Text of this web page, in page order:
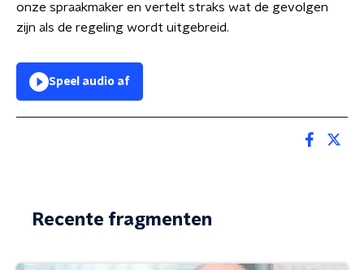
onze spraakmaker en vertelt straks wat de gevolgen
zijn als de regeling wordt uitgebreid.
Speel audio af
Recente fragmenten